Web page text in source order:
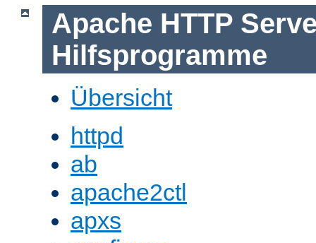
Apache HTTP
Hilfsprogramme
Übersicht
httpd
ab
apache2ctl
apxs